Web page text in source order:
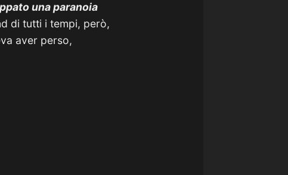
una paranoia
di tutti i tempi, però,
aver perso,